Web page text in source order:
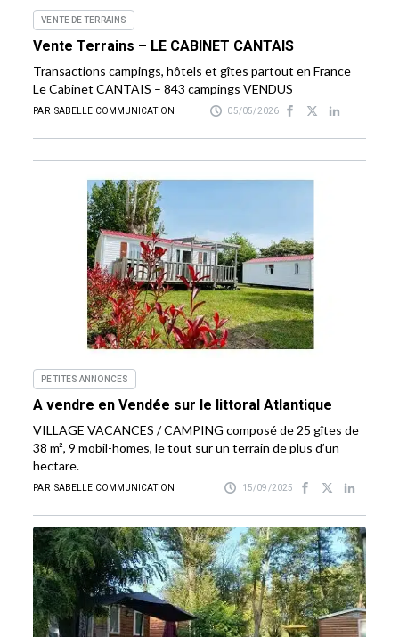
VENTE DE TERRAINS
Vente Terrains – LE CABINET CANTAIS
Transactions campings, hôtels et gîtes partout en France
Le Cabinet CANTAIS – 843 campings VENDUS
PAR ISABELLE COMMUNICATION 05/05/2026
PETITES ANNONCES
A vendre en Vendée sur le littoral Atlantique
VILLAGE VACANCES / CAMPING composé de 25 gîtes de
38 m², 9 mobil-homes, le tout sur un terrain de plus d’un
hectare.
PAR ISABELLE COMMUNICATION 15/09/2025